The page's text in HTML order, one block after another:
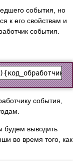
события, но
к его свойствам и
события.
события,
выводить
во время того, как